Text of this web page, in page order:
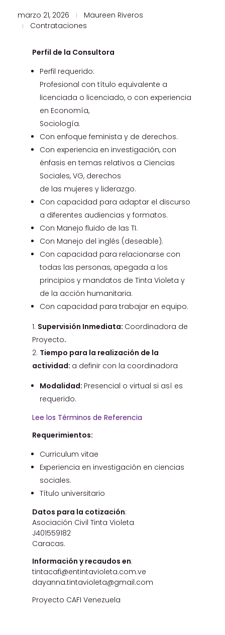
marzo 21, 2026
Maureen Riveros
Contrataciones
Perfil de la Consultora
Perfil requerido:
Profesional con título equivalente a
licenciada o licenciado, o con experiencia
en Economía,
Sociología.
Con enfoque feminista y de derechos.
Con experiencia en investigación, con
énfasis en temas relativos a Ciencias
Sociales, VG, derechos
de las mujeres y liderazgo.
Con capacidad para adaptar el discurso
a diferentes audiencias y formatos.
Con Manejo fluido de las TI.
Con Manejo del inglés (deseable).
Con capacidad para relacionarse con
todas las personas, apegada a los
principios y mandatos de Tinta Violeta y
de la acción humanitaria.
Con capacidad para trabajar en equipo.
Supervisión Inmediata: Coordinadora de
Proyecto.
Tiempo para la realización de la
actividad: a definir con la coordinadora
Modalidad: Presencial o virtual si así es
requerido.
Lee los Términos de Referencia
Requerimientos:
Curriculum vitae
Experiencia en investigación en ciencias
sociales.
Título universitario
Datos para la cotización:
Asociación Civil Tinta Violeta
J401559182
Caracas.
Información y recaudos en:
tintacafi@entintavioleta.com.ve
dayanna.tintavioleta@gmail.com
Proyecto CAFI Venezuela